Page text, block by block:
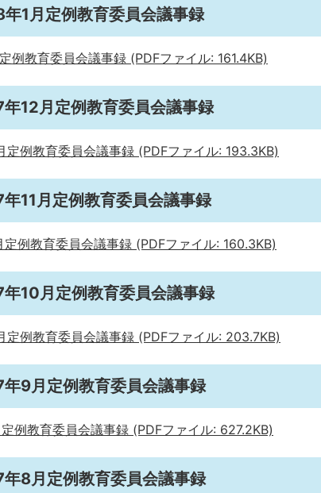
年1月定例教育委員会議事録
例教育委員会議事録 (PDFファイル: 161.4KB)
年12月定例教育委員会議事録
定例教育委員会議事録 (PDFファイル: 193.3KB)
11月定例教育委員会議事録
定例教育委員会議事録 (PDFファイル: 160.3KB)
年10月定例教育委員会議事録
定例教育委員会議事録 (PDFファイル: 203.7KB)
年9月定例教育委員会議事録
例教育委員会議事録 (PDFファイル: 627.2KB)
年8月定例教育委員会議事録